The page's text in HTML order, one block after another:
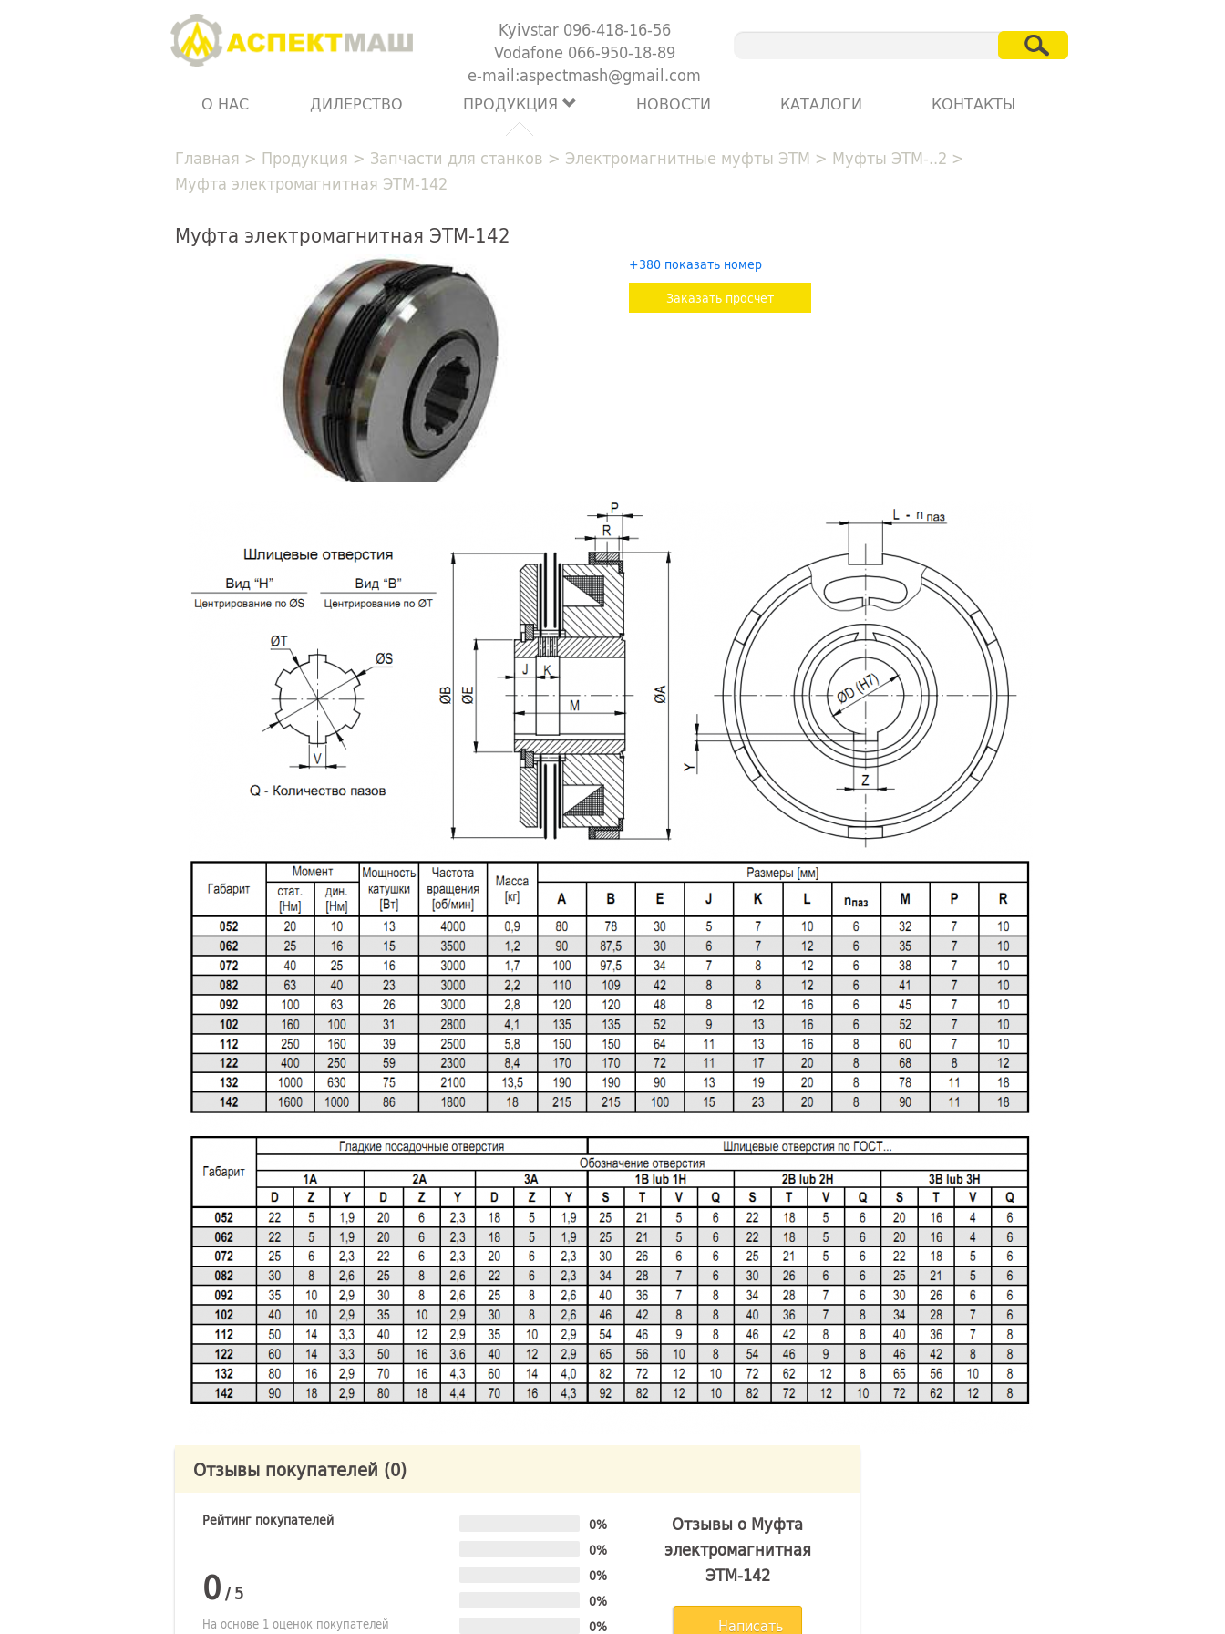
Kyivstar 096-418-16-56
Vodafone 066-950-18-89
e-mail:aspectmash@gmail.com
О НАС ДИЛЕРСТВО ПРОДУКЦИЯ НОВОСТИ КАТАЛОГИ КОНТАКТЫ
Главная > Продукция > Запчасти для станков > Электромагнитные муфты ЭТМ > Муфты ЭТМ-..2 >
Муфта электромагнитная ЭТМ-142
Муфта электромагнитная ЭТМ-142
+380 показать номер
Заказать просчет
Отзывы покупателей (0)
Рейтинг покупателей
0/5
На основе 1 оценок покупателей
0%
0%
0%
0%
0%
Отзывы о Муфта
электромагнитная
ЭТМ-142
Написать